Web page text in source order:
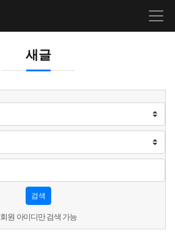
새글
검색
회원 아이디만 검색 가능